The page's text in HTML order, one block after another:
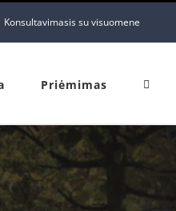
Konsultavimasis su visuomene
Priėmimas